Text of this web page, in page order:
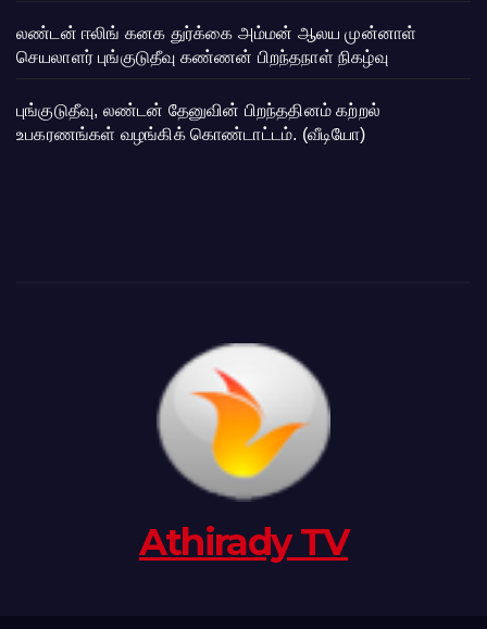
லண்டன் ஈலிங் கனக துர்க்கை அம்மன் ஆலய முன்னாள்
செயலாளர் புங்குடுதீவு கண்ணன் பிறந்தநாள் நிகழ்வு
புங்குடுதீவு, லண்டன் தேனுவின் பிறந்ததினம் கற்றல்
உபகரணங்கள் வழங்கிக் கொண்டாட்டம். (வீடியோ)
Athirady TV